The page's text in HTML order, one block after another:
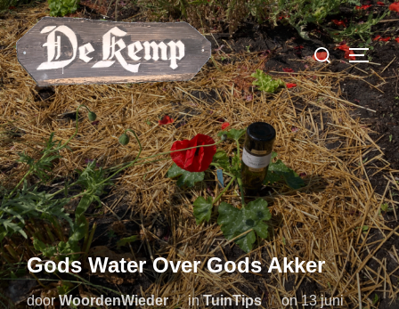
Ga
naar
de
inhoud
Zoek
naar:
Gods Water Over Gods Akker
doorWoordenWieder inTuinTips onGeplaatst
13 juni